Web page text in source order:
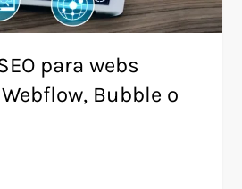
para webs
Bubble o